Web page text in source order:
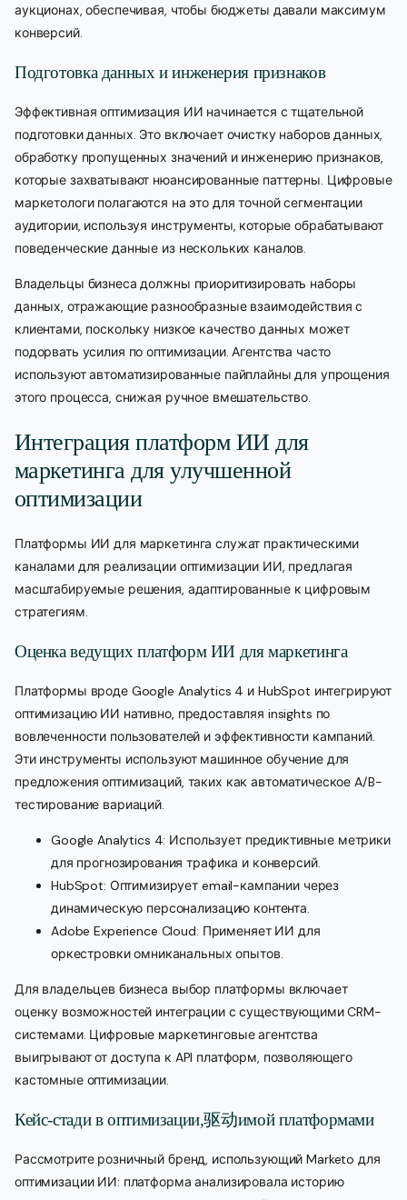
аукционах, обеспечивая, чтобы бюджеты давали максимум
конверсий.
Подготовка данных и инженерия признаков
Эффективная оптимизация ИИ начинается с тщательной
подготовки данных. Это включает очистку наборов данных,
обработку пропущенных значений и инженерию признаков,
которые захватывают нюансированные паттерны. Цифровые
маркетологи полагаются на это для точной сегментации
аудитории, используя инструменты, которые обрабатывают
поведенческие данные из нескольких каналов.
Владельцы бизнеса должны приоритизировать наборы
данных, отражающие разнообразные взаимодействия с
клиентами, поскольку низкое качество данных может
подорвать усилия по оптимизации. Агентства часто
используют автоматизированные пайплайны для упрощения
этого процесса, снижая ручное вмешательство.
Интеграция платформ ИИ для
маркетинга для улучшенной
оптимизации
Платформы ИИ для маркетинга служат практическими
каналами для реализации оптимизации ИИ, предлагая
масштабируемые решения, адаптированные к цифровым
стратегиям.
Оценка ведущих платформ ИИ для маркетинга
Платформы вроде Google Analytics 4 и HubSpot интегрируют
оптимизацию ИИ нативно, предоставляя insights по
вовлеченности пользователей и эффективности кампаний.
Эти инструменты используют машинное обучение для
предложения оптимизаций, таких как автоматическое A/B-
тестирование вариаций.
Google Analytics 4: Использует предиктивные метрики
для прогнозирования трафика и конверсий.
HubSpot: Оптимизирует email-кампании через
динамическую персонализацию контента.
Adobe Experience Cloud: Применяет ИИ для
оркестровки омниканальных опытов.
Для владельцев бизнеса выбор платформы включает
оценку возможностей интеграции с существующими CRM-
системами. Цифровые маркетинговые агентства
выигрывают от доступа к API платформ, позволяющего
кастомные оптимизации.
Кейс-стади в оптимизации,驱动имой платформами
Рассмотрите розничный бренд, использующий Marketo для
оптимизации ИИ: платформа анализировала историю